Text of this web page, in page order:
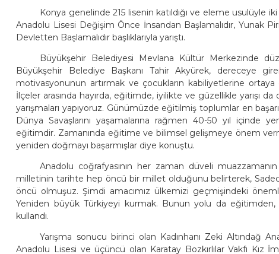
Konya genelinde 215 lisenin katıldığı ve eleme usulüyle
Anadolu Lisesi Değişim Önce İnsandan Başlamalıdır, Yunak
Devletten Başlamalıdır başlıklarıyla yarıştı.
Büyükşehir Belediyesi Mevlana Kültür Merkezinde
Büyükşehir Belediye Başkanı Tahir Akyürek, dereceye
motivasyonunun artırmak ve çocukların kabiliyetlerine ortaya
İlçeler arasında hayırda, eğitimde, iyilikte ve güzellikle yarışı
yarışmaları yapıyoruz. Günümüzde eğitilmiş toplumlar en
Dünya Savaşlarını yaşamalarına rağmen 40-50 yıl içinde
eğitimdir. Zamanında eğitime ve bilimsel gelişmeye önem
yeniden doğmayı başarmışlar diye konuştu.
Anadolu coğrafyasının her zaman düveli
milletinin tarihte hep öncü bir millet olduğunu belirterek,
öncü olmuşuz. Şimdi amacımız ülkemizi geçmişindeki
Yeniden büyük Türkiyeyi kurmak. Bunun yolu da eğitimden,
kullandı.
Yarışma sonucu birinci olan Kadınhanı Zeki Altındağ
Anadolu Lisesi ve üçüncü olan Karatay Bozkırlılar Vakfı Kız